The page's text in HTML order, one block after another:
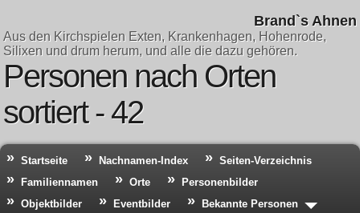
Brand`s Ahnen
Aus den Kirchspielen Exten, Krankenhagen, Hohenrode,
Silixen und drum herum, und alle die dazu gehören.
Personen nach Orten
sortiert - 42
Startseite Nachnamen-Index
Seiten-Verzeichnis
Familiennamen
Orte
Personenbilder
Objektbilder
Eventbilder
Bekannte Personen